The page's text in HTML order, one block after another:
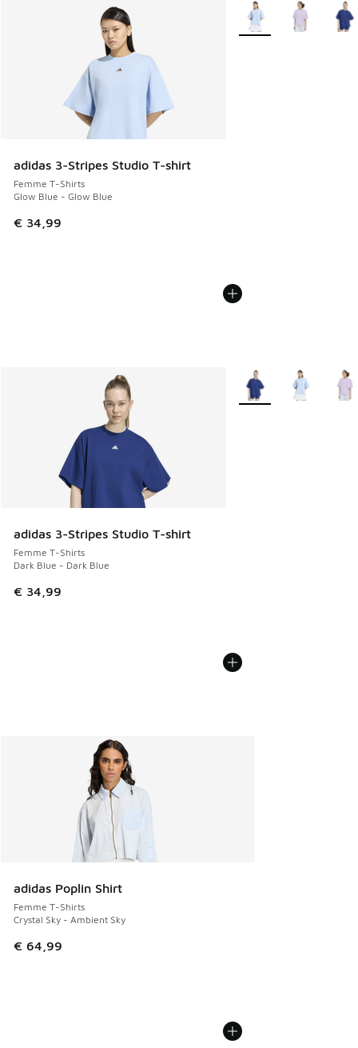
adidas 3-Stripes Studio T-shirt
Femme T-Shirts
Glow Blue - Glow Blue
€ 34,99
Plus de couleurs
adidas 3-Stripes Studio T-shirt
Femme T-Shirts
Dark Blue - Dark Blue
€ 34,99
Plus de couleurs
adidas Poplin Shirt
Femme T-Shirts
Crystal Sky - Ambient Sky
€ 64,99